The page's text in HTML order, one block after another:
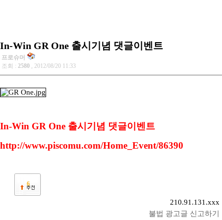
In-Win GR One 출시기념 댓글이벤트
프로슈머
조회 : 2580 , 2012/08/20 11:33
In-Win GR One 출시기념 댓글이벤트
http://www.piscomu.com/Home_Event/86390
6
210.91.131.xxx
불법 광고글 신고하기